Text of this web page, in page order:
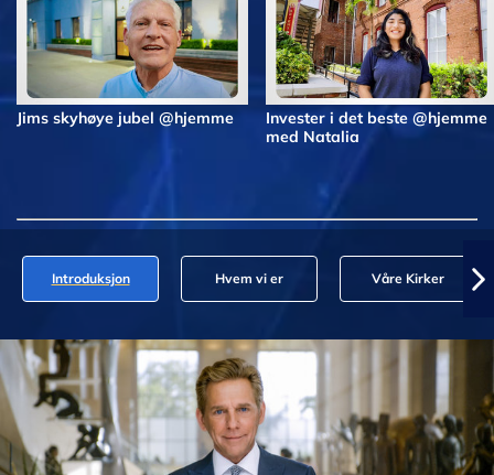
Jims skyhøye jubel @hjemme
Invester i det beste @hjemme
med Natalia
Introduksjon Hvem vi er Våre Kirker